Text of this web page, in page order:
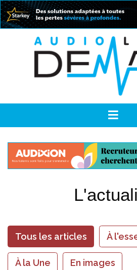
Tous les articles À
À la Une En images